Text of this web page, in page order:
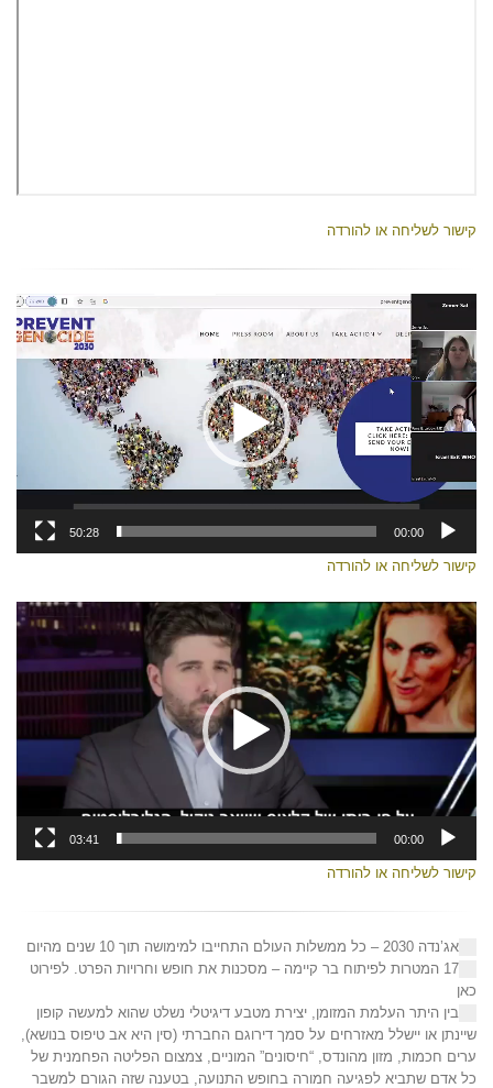
קישור לשליחה או להורדה
נגן
00:00
50:28
קישור לשליחה או להורדה
נגן
וידאו
00:00
03:41
קישור לשליחה או להורדה
אג’נדה 2030 – כל ממשלות העולם התחייבו למימושה תוך 10 שנים מהיום
17 המטרות לפיתוח בר קיימה – מסכנות את חופש וחרויות הפרט. לפירוט
כאן
בין היתר העלמת המזומן, יצירת מטבע דיגיטלי נשלט שהוא למעשה קופון
שיינתן או יישלל מאזרחים על סמך דירוגם החברתי (סין היא אב טיפוס בנושא),
ערים חכמות, מזון מהונדס, “חיסונים” המוניים, צמצום הפליטה הפחמנית של
כל אדם שתביא לפגיעה חמורה בחופש התנועה, בטענה שזה הגורם למשבר